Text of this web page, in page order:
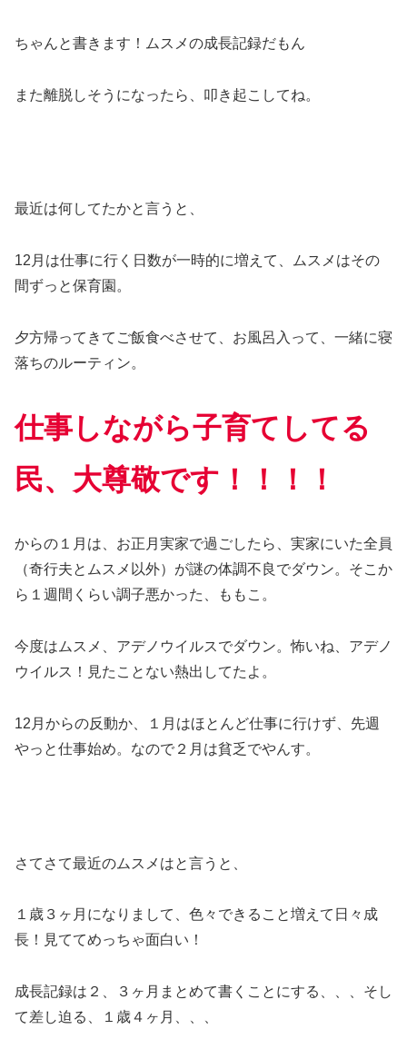
ちゃんと書きます！ムスメの成長記録だもん
また離脱しそうになったら、叩き起こしてね。
最近は何してたかと言うと、
12月は仕事に行く日数が一時的に増えて、ムスメはその
間ずっと保育園。
夕方帰ってきてご飯食べさせて、お風呂入って、一緒に寝
落ちのルーティン。
仕事しながら子育てしてる
民、大尊敬です！！！！
からの１月は、お正月実家で過ごしたら、実家にいた全員
（奇行夫とムスメ以外）が謎の体調不良でダウン。そこか
ら１週間くらい調子悪かった、ももこ。
今度はムスメ、アデノウイルスでダウン。怖いね、アデノ
ウイルス！見たことない熱出してたよ。
12月からの反動か、１月はほとんど仕事に行けず、先週
やっと仕事始め。なので２月は貧乏でやんす。
さてさて最近のムスメはと言うと、
１歳３ヶ月になりまして、色々できること増えて日々成
長！見ててめっちゃ面白い！
成長記録は２、３ヶ月まとめて書くことにする、、、そし
て差し迫る、１歳４ヶ月、、、